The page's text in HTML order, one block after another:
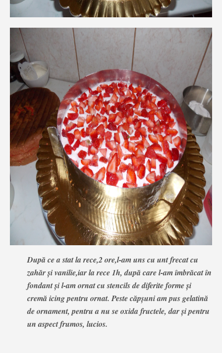
După ce a stat la rece,2 ore,l-am uns cu unt frecat cu
zahăr și vanilie,iar la rece 1h, după care l-am îmbrăcat în
fondant și l-am ornat cu stencils de diferite forme și
cremă icing pentru ornat. Peste căpșuni am pus gelatină
de ornament, pentru a nu se oxida fructele, dar și pentru
un aspect frumos, lucios.